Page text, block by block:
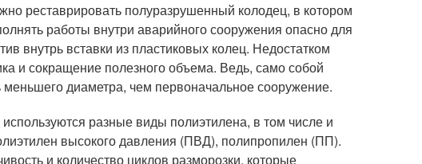
реставрировать полуразрушенный колодец, в котором
работы внутри аварийного сооружения опасно для
внутрь вставки из пластиковых колец. Недостатком
и сокращение полезного объема. Ведь, само собой
диаметра, чем первоначальное сооружение.
разные виды полиэтилена, в том числе и
высокого давления (ПВД), полипропилен (ПП).
и количество циклов разморозки, которые